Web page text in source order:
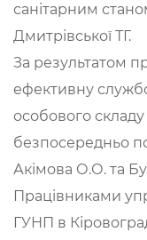
санітарним
Дмитрівської ТГ.
За результатом
ефективну
особового складу
безпосередньо
Акімова О.О. та
Працівниками
ГУНП в